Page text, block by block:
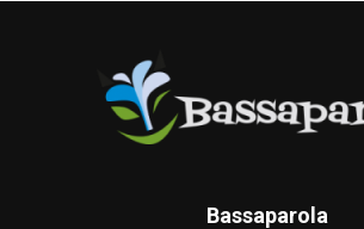
Bassaparola